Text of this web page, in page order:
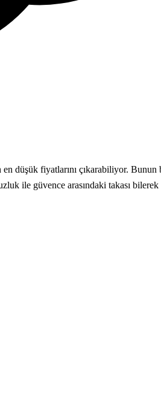
düşük fiyatlarını çıkarabiliyor.
ile güvence arasındaki takası bilerek